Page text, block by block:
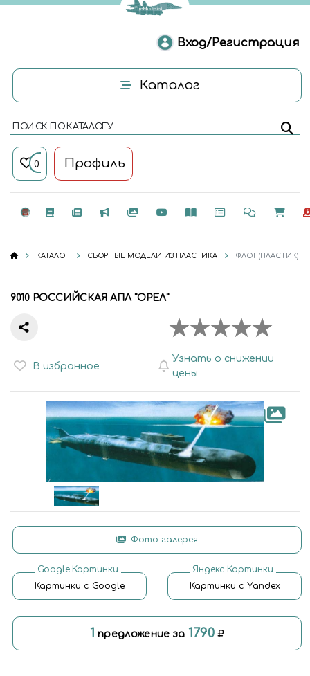
Вход/Регистрация
Каталог
ПОИСК ПО КАТАЛОГУ
0 Профиль
КАТАЛОГ СБОРНЫЕ МОДЕЛИ ИЗ ПЛАСТИКА ФЛОТ (ПЛАСТИК)
9010 РОССИЙСКАЯ АПЛ "ОРЕЛ"
В избранное
Узнать о снижении
цены
Фото галерея
Google.Картинки
Картинки с Google
Яндекс.Картинки
Картинки с Yandex
1 предложение за 1790